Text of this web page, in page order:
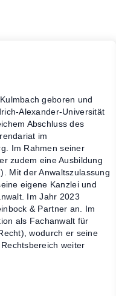
geboren und
Alexander-Universität
Abschluss des
im
Im Rahmen seiner
zudem eine Ausbildung
Mit der Anwaltszulassung
eigene Kanzlei und
Im Jahr 2023
& Partner an. Im
als Fachanwalt für
wodurch er seine
weiter